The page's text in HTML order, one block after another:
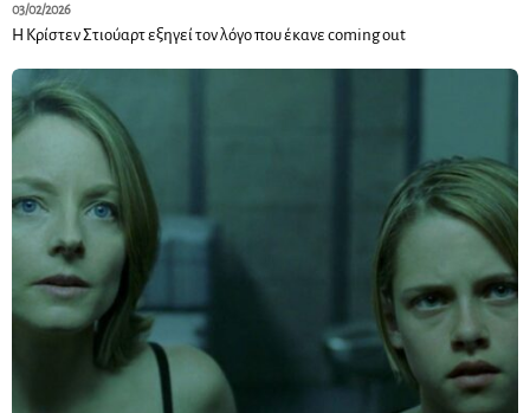
03/02/2026
Η Κρίστεν Στιούαρτ εξηγεί τον λόγο που έκανε coming out